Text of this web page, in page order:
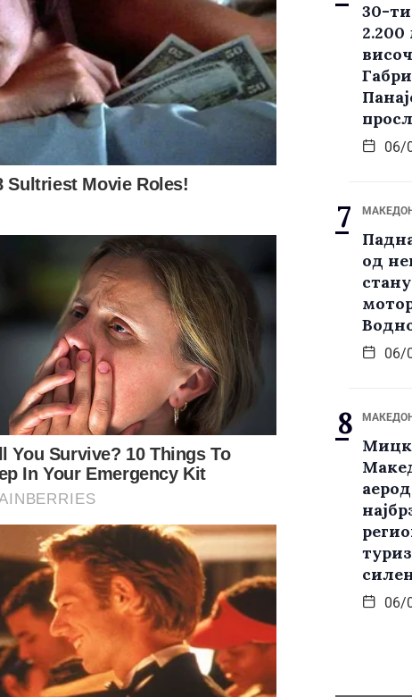
30-
2.200
06/
од
06/
06/